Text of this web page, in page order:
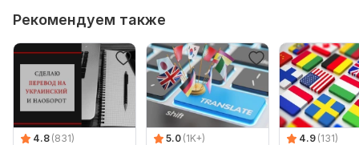
Юридическая
Язык перевода:
с Русского на Украинский
с Украинского на Русский
Объем услуги в кворке:
1 000 знаков
Рекомендуем также
4.8 (831)
5.0 (1K+)
4.9 (131)